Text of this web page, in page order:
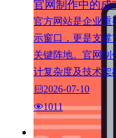
官网制作中的成
官方网站是企业重
示窗口，更是支撑
关键阵地。官网制
计复杂度及技术
2026-07-10
1011